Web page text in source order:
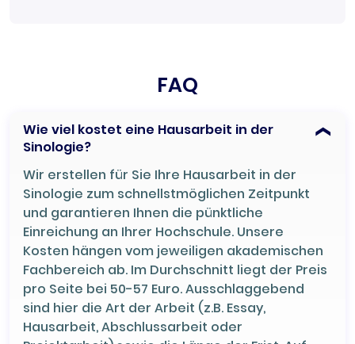
FAQ
Wie viel kostet eine Hausarbeit in der
Sinologie?
Wir erstellen für Sie Ihre Hausarbeit in der
Sinologie zum schnellstmöglichen Zeitpunkt
und garantieren Ihnen die pünktliche
Einreichung an Ihrer Hochschule. Unsere
Kosten hängen vom jeweiligen akademischen
Fachbereich ab. Im Durchschnitt liegt der Preis
pro Seite bei 50-57 Euro. Ausschlaggebend
sind hier die Art der Arbeit (z.B. Essay,
Hausarbeit, Abschlussarbeit oder